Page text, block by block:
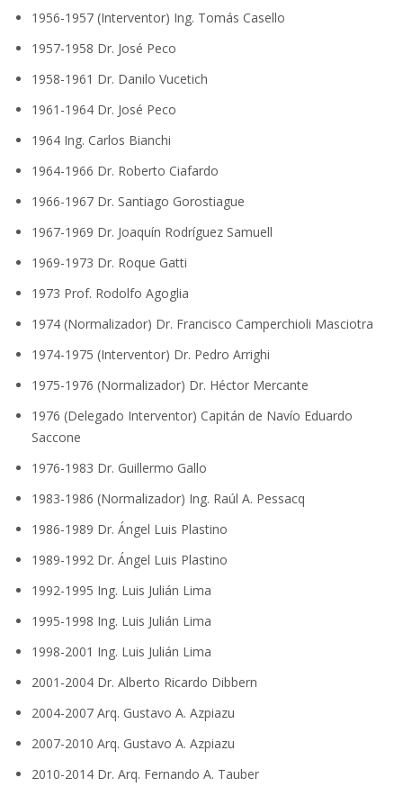
1956-1957 (Interventor) Ing. Tomás Casello
1957-1958 Dr. José Peco
1958-1961 Dr. Danilo Vucetich
1961-1964 Dr. José Peco
1964 Ing. Carlos Bianchi
1964-1966 Dr. Roberto Ciafardo
1966-1967 Dr. Santiago Gorostiague
1967-1969 Dr. Joaquín Rodríguez Samuell
1969-1973 Dr. Roque Gatti
1973 Prof. Rodolfo Agoglia
1974 (Normalizador) Dr. Francisco Camperchioli Masciotra
1974-1975 (Interventor) Dr. Pedro Arrighi
1975-1976 (Normalizador) Dr. Héctor Mercante
1976 (Delegado Interventor) Capitán de Navío Eduardo
Saccone
1976-1983 Dr. Guillermo Gallo
1983-1986 (Normalizador) Ing. Raúl A. Pessacq
1986-1989 Dr. Ángel Luis Plastino
1989-1992 Dr. Ángel Luis Plastino
1992-1995 Ing. Luis Julián Lima
1995-1998 Ing. Luis Julián Lima
1998-2001 Ing. Luis Julián Lima
2001-2004 Dr. Alberto Ricardo Dibbern
2004-2007 Arq. Gustavo A. Azpiazu
2007-2010 Arq. Gustavo A. Azpiazu
2010-2014 Dr. Arq. Fernando A. Tauber